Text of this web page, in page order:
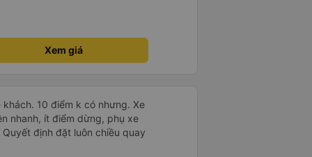
Xem giá
10 điểm k có nhưng. Xe
nhanh, ít điểm dừng, phụ xe
định đặt luôn chiều quay